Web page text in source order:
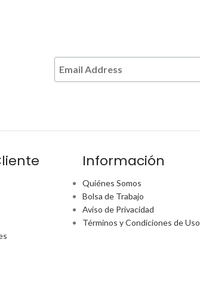
Información
Quiénes Somos
Bolsa de Trabajo
Aviso de Privacidad
Términos y Condiciones de Uso